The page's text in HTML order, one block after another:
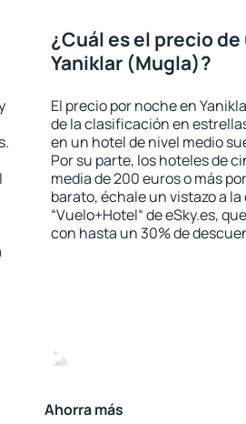
¿Cuál es el precio
Yaniklar (Mugla)?
El precio por noche en
de la clasificación en
en un hotel de nivel medio
Por su parte, los hoteles de
media de 200 euros o más
barato, échale un vistazo a
“Vuelo+Hotel“ de eSky.es,
con hasta un 30% de
Ahorra más